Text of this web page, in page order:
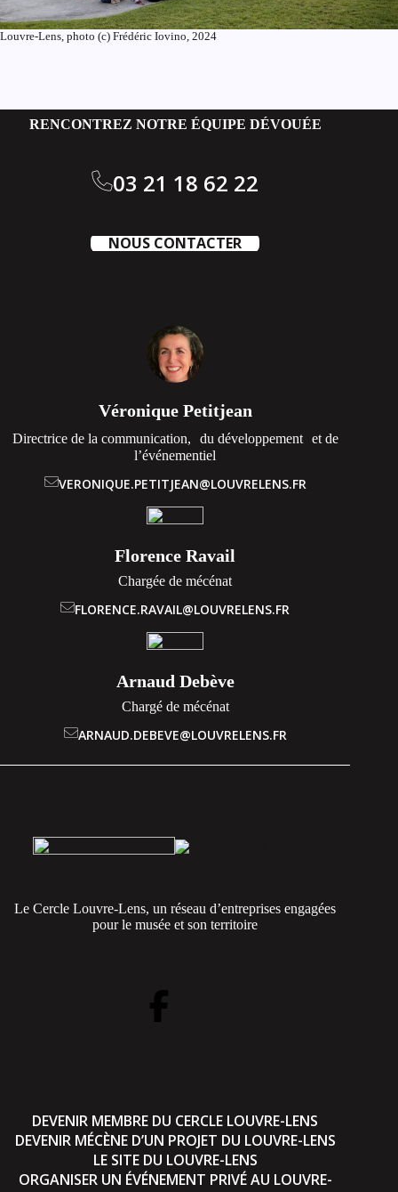
Louvre-Lens, photo (c) Frédéric Iovino, 2024
RENCONTREZ NOTRE ÉQUIPE DÉVOUÉE
03 21 18 62 22
NOUS CONTACTER
Véronique Petitjean
Directrice de la communication, du développement et de
l’événementiel
VERONIQUE.PETITJEAN@LOUVRELENS.FR
Florence Ravail
Chargée de mécénat
FLORENCE.RAVAIL@LOUVRELENS.FR
Arnaud Debève
Chargé de mécénat
ARNAUD.DEBEVE@LOUVRELENS.FR
Le Cercle Louvre-Lens, un réseau d’entreprises engagées
pour le musée et son territoire
DEVENIR MEMBRE DU CERCLE LOUVRE-LENS
DEVENIR MÉCÈNE D’UN PROJET DU LOUVRE-LENS
LE SITE DU LOUVRE-LENS
ORGANISER UN ÉVÉNEMENT PRIVÉ AU LOUVRE-